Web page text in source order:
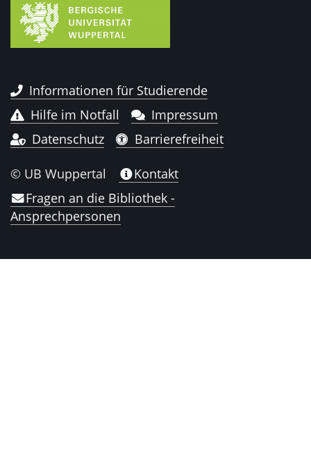
Informationen für Studierende
Hilfe im Notfall
Impressum
Datenschutz
Barrierefreiheit
© UB Wuppertal
Kontakt
Fragen an die Bibliothek -
Ansprechpersonen